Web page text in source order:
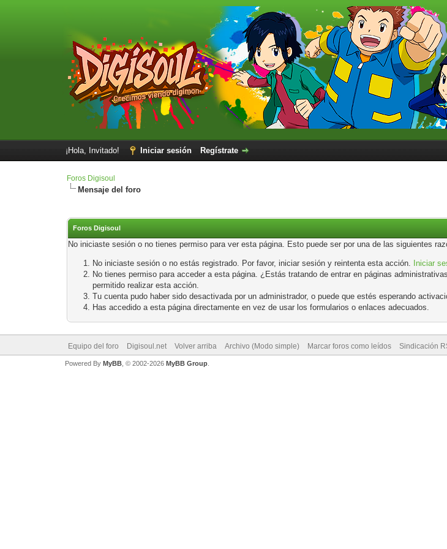
¡Hola, Invitado! Iniciar sesión Regístrate
Foros Digisoul
Mensaje del foro
Foros Digisoul
No iniciaste sesión o no tienes permiso para ver esta página. Esto puede ser por una de las siguientes
No iniciaste sesión o no estás registrado. Por favor, iniciar sesión y reintenta esta acción. Iniciar
No tienes permiso para acceder a esta página. ¿Estás tratando de entrar en páginas
permitido realizar esta acción.
Tu cuenta pudo haber sido desactivada por un administrador, o puede que estés esperando
Has accedido a esta página directamente en vez de usar los formularios o enlaces adecuados.
Equipo del foro Digisoul.net Volver arriba Archivo (Modo simple) Marcar foros como leídos Sindicación
Powered By MyBB, © 2002-2026 MyBB Group.